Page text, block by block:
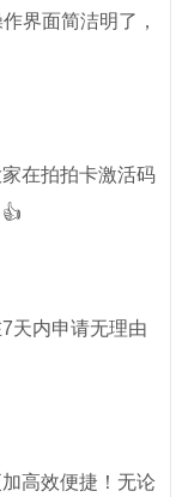
界面简洁明了，
在拍拍卡激活码
天内申请无理由
高效便捷！无论